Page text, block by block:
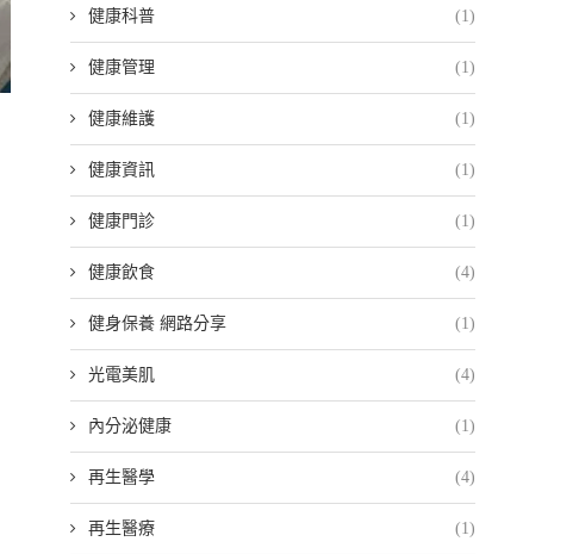
健康科普 (1)
健康管理 (1)
健康維護 (1)
健康資訊 (1)
健康門診 (1)
健康飲食 (4)
健身保養 網路分享 (1)
光電美肌 (4)
內分泌健康 (1)
再生醫學 (4)
再生醫療 (1)